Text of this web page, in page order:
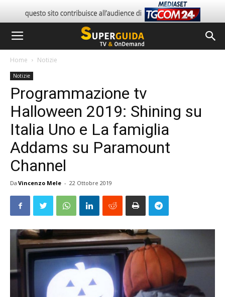
Home Notizie
Notizie
Programmazione tv
Halloween 2019: Shining su
Italia Uno e La famiglia
Addams su Paramount
Channel
Da Vincenzo Mele - 22 Ottobre 2019